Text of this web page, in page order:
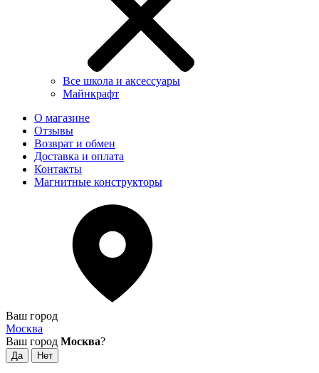
Все школа и аксессуары
Майнкрафт
О магазине
Отзывы
Возврат и обмен
Доставка и оплата
Контакты
Магнитные конструкторы
Ваш город
Москва
Ваш город Москва?